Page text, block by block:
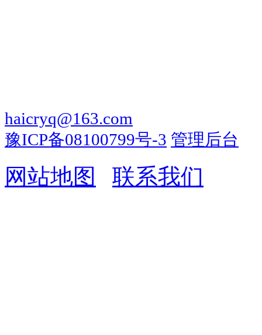
haicryq@163.com
豫ICP备08100799号-3 管理后台
网站地图 联系我们